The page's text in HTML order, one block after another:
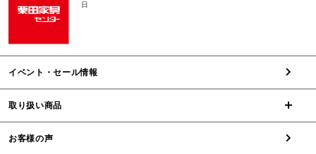
日
イベント・セール情報
取り扱い商品
お客様の声